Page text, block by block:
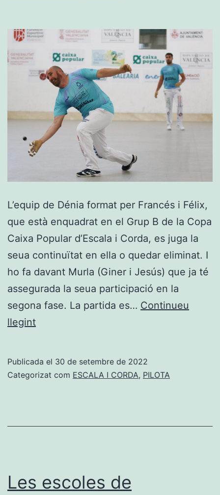
L’equip de Dénia format per Francés i Félix,
que està enquadrat en el Grup B de la Copa
Caixa Popular d’Escala i Corda, es juga la
seua continuïtat en ella o quedar eliminat. I
ho fa davant Murla (Giner i Jesús) que ja té
assegurada la seua participació en la
segona fase. La partida es… Continueu
llegintDénia
aquesta
la
Publicada el 30 de setembre de 2022
Categorizat com ESCALA I CORDA, PILOTA
Les escoles de